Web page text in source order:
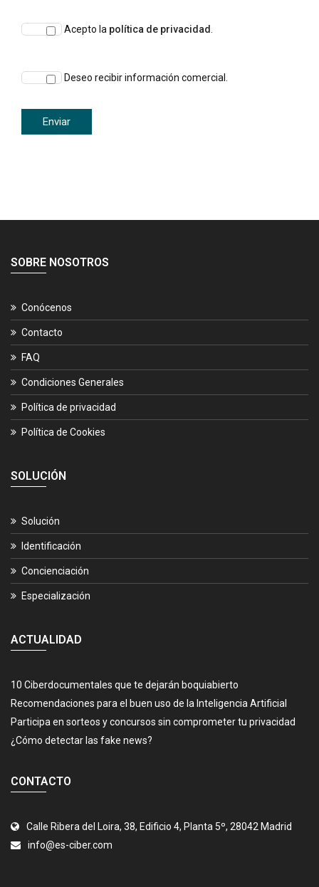
Acepto la política de privacidad
Deseo recibir información comercial.
SOBRE NOSOTROS
Conócenos
Contacto
FAQ
Condiciones Generales
Política de privacidad
Política de Cookies
SOLUCIÓN
Solución
Identificación
Concienciación
Especialización
ACTUALIDAD
10 Ciberdocumentales que te dejarán boquiabierto
Recomendaciones para el buen uso de la Inteligencia Artificial
Participa en sorteos y concursos sin comprometer tu privacidad
¿Cómo detectar las fake news?
CONTACTO
Calle Ribera del Loira, 38, Edificio 4, Planta 5º, 28042 Madrid
info@es-ciber.com